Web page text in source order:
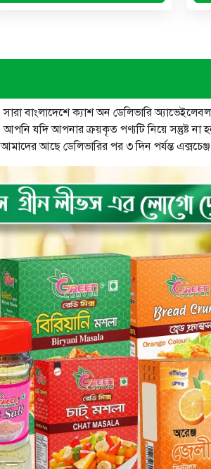
সারা বাংলাদেশে ক্যাশ অন ডেলিভারি অ্যাভেইলেবল
আপনি যদি আপনার ক্রয়কৃত পণ্যটি নিয়ে সন্তুষ্ট না
আমাদের আছে ডেলিভারির পর ৩ দিন পর্যন্ত এক্সচেঞ্জ